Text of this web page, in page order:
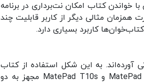
خواندن کتاب امکان نت‌برداری در برنامه
مثالی دیگر از کاربر قابلیت چند
کاربرد بسیاری دارد.
آورده‌اند. به این شکل استفاده از کتاب
صوتی رشد چشم‌گیری را تجربه کرده است. تبلت‌های هوآوی در مدل‌های MatePad T10 و MatePad T10s مجهز به دو